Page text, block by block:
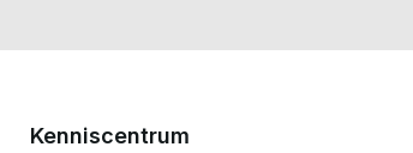
Kenniscentrum